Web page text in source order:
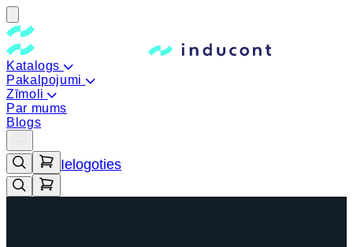
Katalogs
Pakalpojumi
Zīmoli
Par mums
Blogs
Ielogoties